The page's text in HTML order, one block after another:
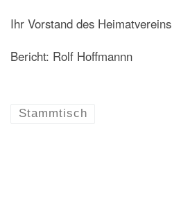
Ihr Vorstand des Heimatvereins
Bericht: Rolf Hoffmannn
Stammtisch